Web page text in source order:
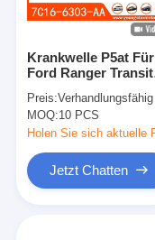
Krankwelle P5at Für
Ford Ranger Transit
2011- BK3Q-6303-EA
7C16-6303-AA
BK3Q6303EA
7C166303AA
Preis:Verhandlungsfähig
MOQ:10 PCS
Jetzt Chatten